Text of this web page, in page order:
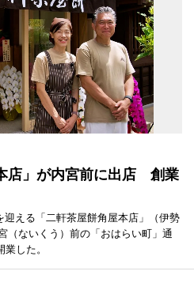
店」が内宮前に出店 創業
える「二軒茶屋餅角屋本店」（伊勢
（ないくう）前の「おはらい町」通
した。